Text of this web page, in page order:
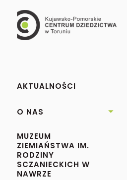
AKTUALNOŚCI
O NAS 
MUZEUM
ZIEMIAŃSTWA IM.
RODZINY
SCZANIECKICH W
NAWRZE